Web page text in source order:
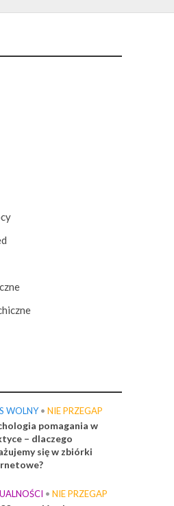
WOLNY • NIE PRZEGAP
pomagania w
– dlaczego
się w zbiórki
• NIE PRZEGAP